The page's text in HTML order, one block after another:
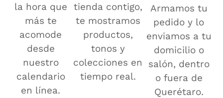
la hora que
más te
acomode
desde
nuestro
calendario
en línea.
tienda contigo,
te mostramos
productos,
tonos y
colecciones en
tiempo real.
Armamos tu
pedido y lo
enviamos a tu
domicilio o
salón, dentro
o fuera de
Querétaro.